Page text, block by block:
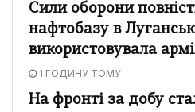
Сили оборони
нафтобазу в
використовувала
1 ГОДИНУ ТОМУ
На фронті за добу